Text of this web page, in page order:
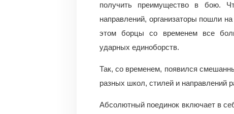
получить преимущество в бою.
направлений, организаторы пошли
этом борцы со временем все
ударных единоборств.
Так, со временем, появился
разных школ, стилей и направлений
Абсолютный поединок включает в